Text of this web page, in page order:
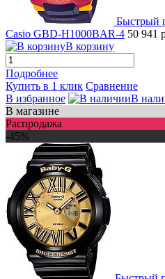
Быстрый
Casio GBD-H1000BAR-4 50 941
В корзину
Подробнее
Купить в 1 клик Сравнение
В избранное
В
В магазине
Распродажа
-45%